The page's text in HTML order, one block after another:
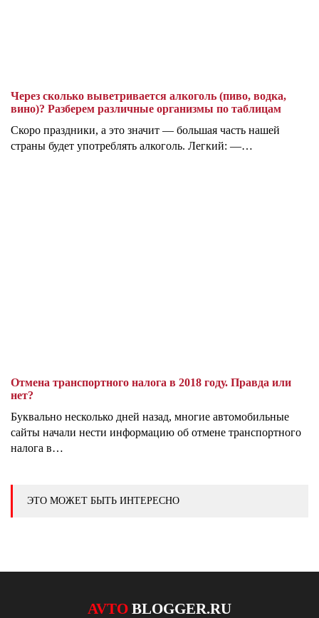
Через сколько выветривается алкоголь (пиво, водка,
вино)? Разберем различные организмы по таблицам
Скоро праздники, а это значит — большая часть нашей
страны будет употреблять алкоголь. Легкий: —…
Отмена транспортного налога в 2018 году. Правда или
нет?
Буквально несколько дней назад, многие автомобильные
сайты начали нести информацию об отмене транспортного
налога в…
ЭТО МОЖЕТ БЫТЬ ИНТЕРЕСНО
AVTO BLOGGER.RU